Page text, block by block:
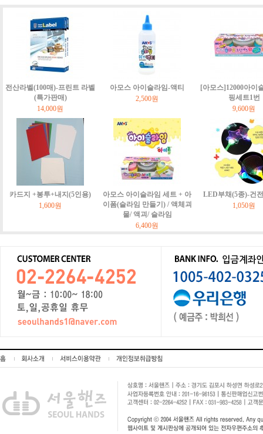
전산라벨(100매)-프린트 라벨
(특가판매)
14,000원
아모스 아이슬라임-액티
2,500원
[아모스]12000아이
핑세트1번
9,600원
카드지 +봉투+내지(5인용)
1,600원
아모스 아이슬라임 세트 + 아
이폼(슬라임 만들기) / 액체괴
물/ 액괴/ 슬라임
6,400원
LED부채(5종)-건
1,050원